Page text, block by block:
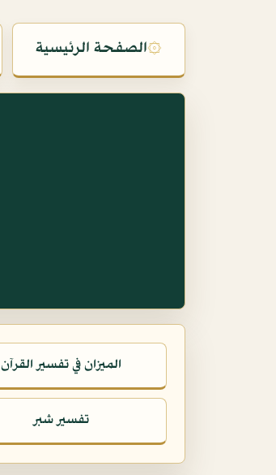
۞الصفحة الرئيسية
الميزان في تفسير القرآن
تفسير شبر